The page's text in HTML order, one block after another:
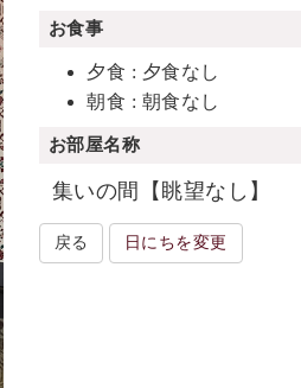
お食事
夕食 : 夕食なし
朝食 : 朝食なし
お部屋名称
集いの間【眺望なし】
戻る 日にちを変更